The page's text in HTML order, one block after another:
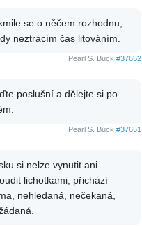
se o něčem rozhodnu,
neztrácím čas litováním.
Pearl S. Buck #37652
poslušní a dělejte si po
Pearl S. Buck #37651
si nelze vynutit ani
lichotkami, přichází
nehledaná, nečekaná,